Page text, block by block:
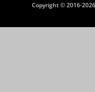
Copyright © 2016-